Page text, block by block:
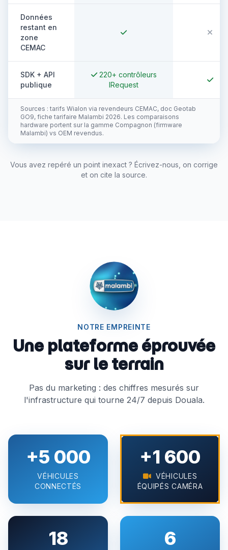
Données
restant en
zone
CEMAC
SDK + API
publique
220+ contrôleurs
IRequest
Sources : tarifs Wialon via revendeurs CEMAC, doc Geotab
GO9, fiche tarifaire Malambi 2026. Les comparaisons
hardware portent sur la gamme Compagnon (firmware
Malambi) vs OEM revendus.
Vous avez repéré un point inexact ? Écrivez-nous, on corrige
et on cite la source.
NOTRE EMPREINTE
Une plateforme éprouvée
sur le terrain
Pas du marketing : des chiffres mesurés sur
l'infrastructure qui tourne 24/7 depuis Douala.
+5 000
VÉHICULES
CONNECTÉS
+1 600
VÉHICULES
ÉQUIPÉS CAMÉRA
18 6